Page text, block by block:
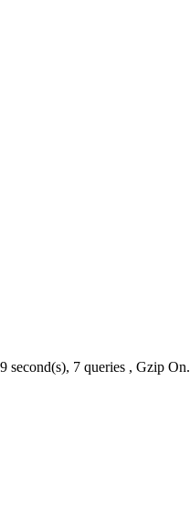
second(s), 7 queries , Gzip On.